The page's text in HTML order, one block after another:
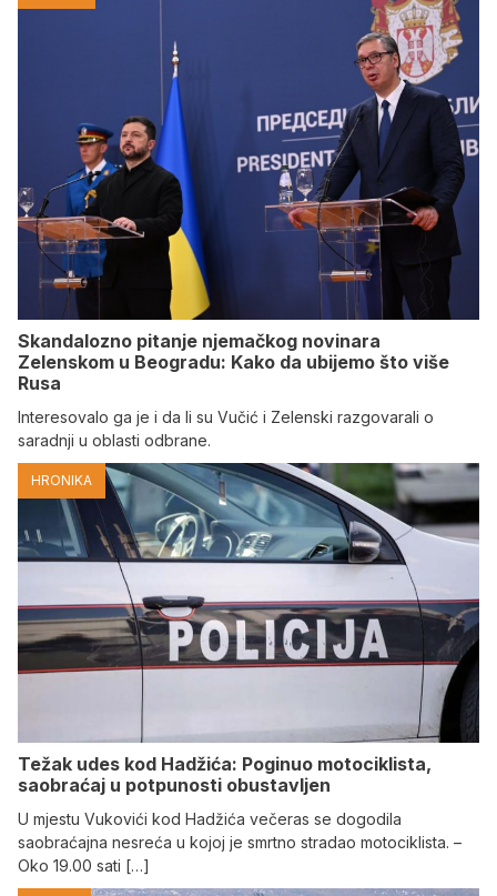
Skandalozno pitanje njemačkog novinara
Zelenskom u Beogradu: Kako da ubijemo što više
Rusa
Interesovalo ga je i da li su Vučić i Zelenski razgovarali o
saradnji u oblasti odbrane.
HRONIKA
Težak udes kod Hadžića: Poginuo motociklista,
saobraćaj u potpunosti obustavljen
U mjestu Vukovići kod Hadžića večeras se dogodila
saobraćajna nesreća u kojoj je smrtno stradao motociklista. –
Oko 19.00 sati […]